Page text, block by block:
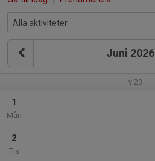
Juni 2026
v.23
1
Mån
2
Tis